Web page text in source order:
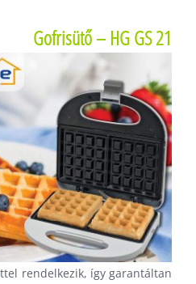
Gofrisütő – HG GS 21
rendelkezik, így garantáltan